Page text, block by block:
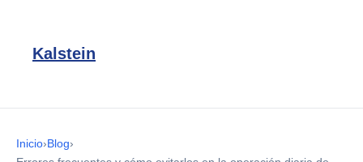
Kalstein
Inicio›Blog›